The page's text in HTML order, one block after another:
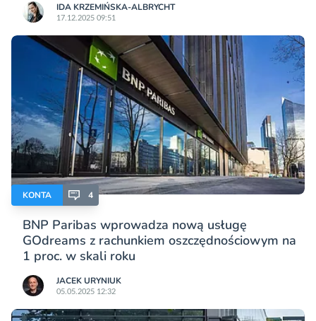
IDA KRZEMIŃSKA-ALBRYCHT
17.12.2025 09:51
KONTA 4
BNP Paribas wprowadza nową usługę
GOdreams z rachunkiem oszczędnościowym na
1 proc. w skali roku
JACEK URYNIUK
05.05.2025 12:32